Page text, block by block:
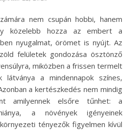
közelebb hozza az embert a
nyugalmat, örömet is nyújt. Az
felületek gondozása ösztönző
miközben a frissen termelt
látványa a mindennapok színes,
a kertészkedés nem mindig
amilyennek elsőre tűnhet: a
a növények igényeinek
tényezők figyelmen kívül